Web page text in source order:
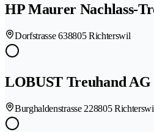
HP Maurer Nachlass-
Dorfstrasse 638805 Richterswil
LOBUST Treuhand AG
Burghaldenstrasse 228805